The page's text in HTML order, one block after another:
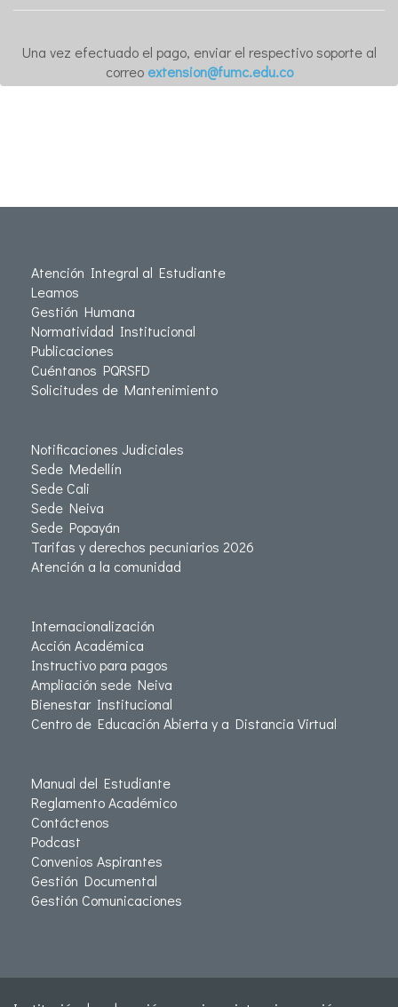
Una vez efectuado el pago, enviar el respectivo soporte al
correo extension@fumc.edu.co
Atención Integral al Estudiante
Leamos
Gestión Humana
Normatividad Institucional
Publicaciones
Cuéntanos PQRSFD
Solicitudes de Mantenimiento
Notificaciones Judiciales
Sede Medellín
Sede Cali
Sede Neiva
Sede Popayán
Tarifas y derechos pecuniarios 2026
Atención a la comunidad
Internacionalización
Acción Académica
Instructivo para pagos
Ampliación sede Neiva
Bienestar Institucional
Centro de Educación Abierta y a Distancia Virtual
Manual del Estudiante
Reglamento Académico
Contáctenos
Podcast
Convenios Aspirantes
Gestión Documental
Gestión Comunicaciones